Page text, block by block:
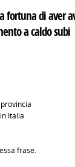
fortuna di aver
a caldo subi
Italia
frase.